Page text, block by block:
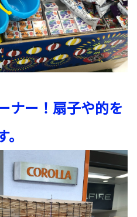
ナー！扇子や的を